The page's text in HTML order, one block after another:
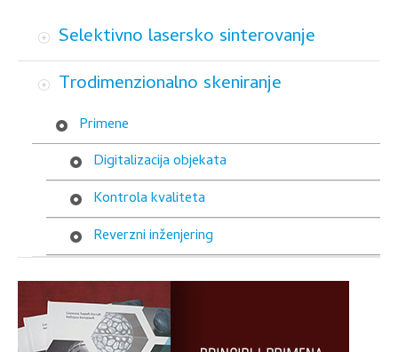
Selektivno lasersko sinterovanje
Trodimenzionalno skeniranje
Primene
Digitalizacija objekata
Kontrola kvaliteta
Reverzni inženjering